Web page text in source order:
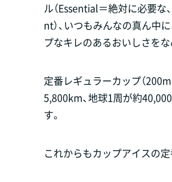
ル（Essential＝絶対に必要な
nt）、いつもみんなの真ん中
プなキレのあるおいしさを
定番レギュラーカップ（
5,800km、地球1周が約
す。
これからもカップアイスの